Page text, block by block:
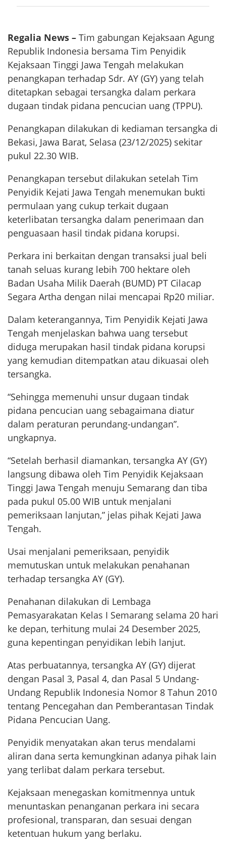
Regalia News – Tim gabungan Kejaksaan Agung
Republik Indonesia bersama Tim Penyidik
Kejaksaan Tinggi Jawa Tengah melakukan
penangkapan terhadap Sdr. AY (GY) yang telah
ditetapkan sebagai tersangka dalam perkara
dugaan tindak pidana pencucian uang (TPPU).
Penangkapan dilakukan di kediaman tersangka di
Bekasi, Jawa Barat, Selasa (23/12/2025) sekitar
pukul 22.30 WIB.
Penangkapan tersebut dilakukan setelah Tim
Penyidik Kejati Jawa Tengah menemukan bukti
permulaan yang cukup terkait dugaan
keterlibatan tersangka dalam penerimaan dan
penguasaan hasil tindak pidana korupsi.
Perkara ini berkaitan dengan transaksi jual beli
tanah seluas kurang lebih 700 hektare oleh
Badan Usaha Milik Daerah (BUMD) PT Cilacap
Segara Artha dengan nilai mencapai Rp20 miliar.
Dalam keterangannya, Tim Penyidik Kejati Jawa
Tengah menjelaskan bahwa uang tersebut
diduga merupakan hasil tindak pidana korupsi
yang kemudian ditempatkan atau dikuasai oleh
tersangka.
“Sehingga memenuhi unsur dugaan tindak
pidana pencucian uang sebagaimana diatur
dalam peraturan perundang-undangan”.
ungkapnya.
“Setelah berhasil diamankan, tersangka AY (GY)
langsung dibawa oleh Tim Penyidik Kejaksaan
Tinggi Jawa Tengah menuju Semarang dan tiba
pada pukul 05.00 WIB untuk menjalani
pemeriksaan lanjutan,” jelas pihak Kejati Jawa
Tengah.
Usai menjalani pemeriksaan, penyidik
memutuskan untuk melakukan penahanan
terhadap tersangka AY (GY).
Penahanan dilakukan di Lembaga
Pemasyarakatan Kelas I Semarang selama 20 hari
ke depan, terhitung mulai 24 Desember 2025,
guna kepentingan penyidikan lebih lanjut.
Atas perbuatannya, tersangka AY (GY) dijerat
dengan Pasal 3, Pasal 4, dan Pasal 5 Undang-
Undang Republik Indonesia Nomor 8 Tahun 2010
tentang Pencegahan dan Pemberantasan Tindak
Pidana Pencucian Uang.
Penyidik menyatakan akan terus mendalami
aliran dana serta kemungkinan adanya pihak lain
yang terlibat dalam perkara tersebut.
Kejaksaan menegaskan komitmennya untuk
menuntaskan penanganan perkara ini secara
profesional, transparan, dan sesuai dengan
ketentuan hukum yang berlaku.